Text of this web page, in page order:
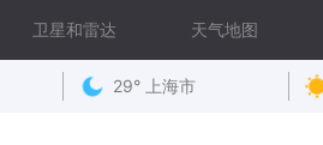
卫星和雷达 天气地图
29° 上海市